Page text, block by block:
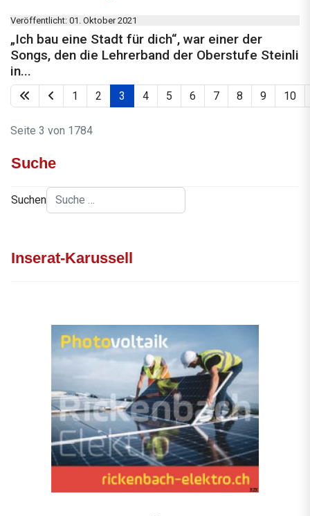
Veröffentlicht: 01. Oktober 2021
„Ich bau eine Stadt für dich“, war einer der
Songs, den die Lehrerband der Oberstufe Steinli
in...
1 2 3 4 5 6 7 8 9 10
Seite 3 von 1784
Suche
Suchen
Inserat-Karussell